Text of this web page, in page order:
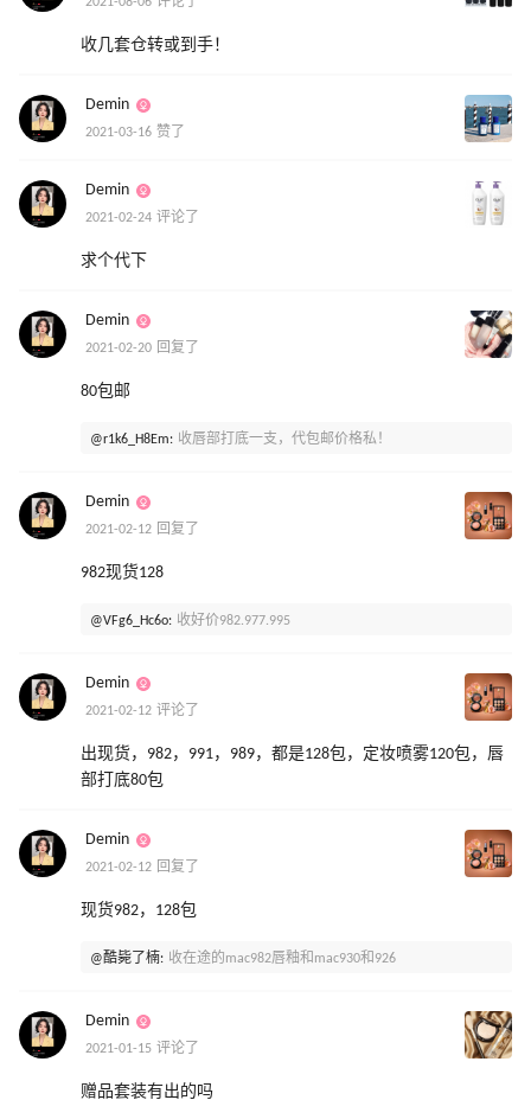
收几套仓转或到手！
Demin
2021-03-16 赞了
Demin
2021-02-24 评论了
求个代下
Demin
2021-02-20 回复了
80包邮
@r1k6_H8Em: 收唇部打底一支，代包邮价格私！
Demin
2021-02-12 回复了
982现货128
@VFg6_Hc6o: 收好价982.977.995
Demin
2021-02-12 评论了
出现货，982，991，989，都是128包，定妆喷雾120包，唇
部打底80包
Demin
2021-02-12 回复了
现货982，128包
@酷毙了楠: 收在途的mac982唇釉和mac930和926
Demin
2021-01-15 评论了
赠品套装有出的吗